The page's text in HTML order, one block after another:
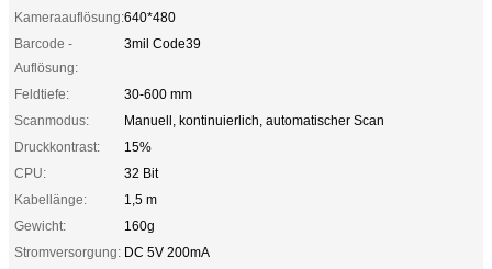
Kameraauflösung:640*480
Barcode -
Auflösung:
3mil Code39
Feldtiefe:
30-600 mm
Scanmodus:
Manuell, kontinuierlich, automatischer Scan
Druckkontrast:
15%
CPU:
32 Bit
Kabellänge:
1,5 m
Gewicht:
160g
Stromversorgung: DC 5V 200mA